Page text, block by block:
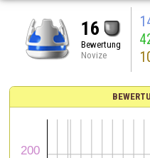
16
Bewertung
Novize